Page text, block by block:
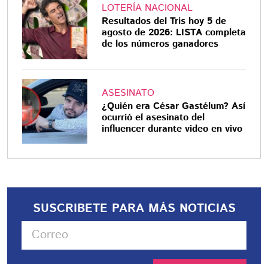
LOTERÍA NACIONAL
Resultados del Tris hoy 5 de
agosto de 2026: LISTA completa
de los números ganadores
ASESINATO
¿Quién era César Gastélum? Así
ocurrió el asesinato del
influencer durante video en vivo
SUSCRIBETE PARA MÁS NOTICIAS